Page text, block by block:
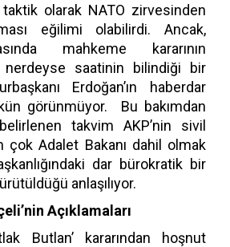
olarak NATO zirvesinden
eğilimi olabilirdi. Ancak,
mahkeme kararının
nerdeyse saatinin bilindiği bir
Erdoğan’ın haberdar
görünmüyor. Bu bakımdan
takvim AKP’nin sivil
çok Adalet Bakanı dahil olmak
dar bürokratik bir
anlaşılıyor.
Açıklamaları
Butlan’ kararından hoşnut